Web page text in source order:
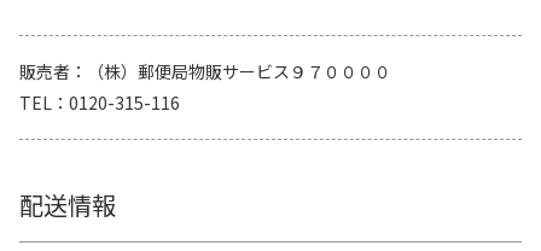
販売者
（株）郵便局物販サービス９７００００
TEL
0120-315-116
配送情報